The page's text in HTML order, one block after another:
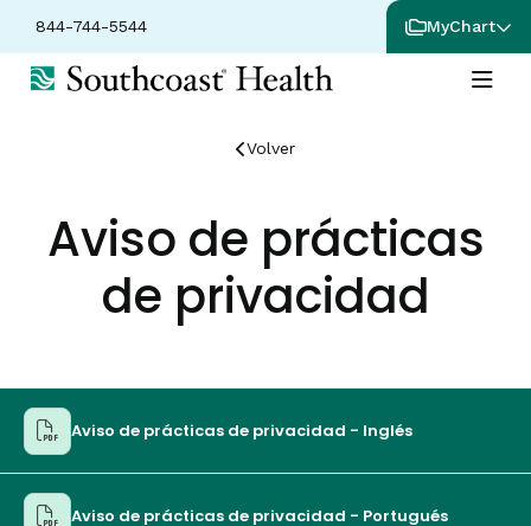
844-744-5544 MyChart
Volver
Aviso de prácticas
de privacidad
Aviso de prácticas de privacidad - Inglés
Aviso de prácticas de privacidad - Portugués